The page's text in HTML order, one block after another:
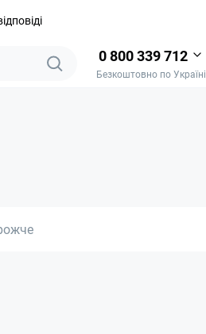
0 800 339 712
Безкоштовно по Україні